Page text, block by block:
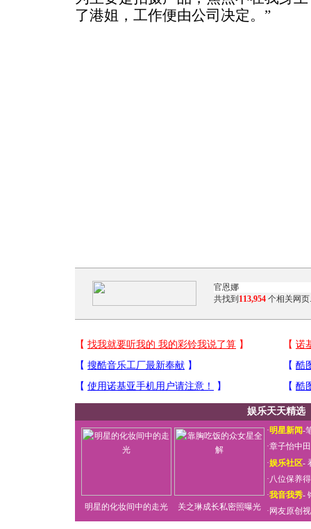
了港姐，工作便由公司决定。”
共找到 113,954 个相关网页.
娱乐天天精选
明星的化妆间中的走光 关之琳成长私密照曝光
·明星新闻-
·章子怡中
·娱乐社区-
·八位保养
·我音我秀-
· 网友原创